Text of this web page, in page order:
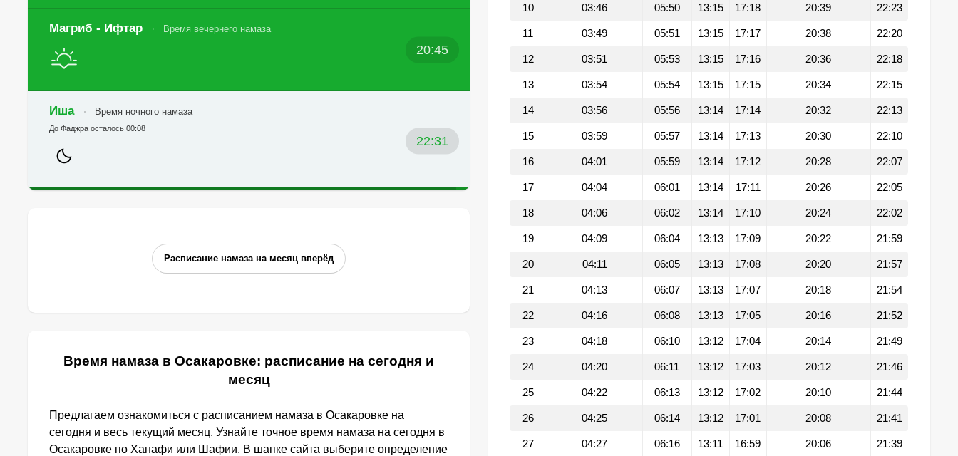
Магриб - Ифтар Время вечернего намаза
20:45
Иша Время ночного намаза
22:31
До Фаджра осталось 00:08
Расписание намаза на месяц вперёд
Время намаза в Осакаровке: расписание на сегодня и
месяц
Предлагаем ознакомиться с расписанием намаза в Осакаровке на
сегодня и весь текущий месяц. Узнайте точное время намаза на сегодня в
Осакаровке по Ханафи или Шафии. В шапке сайта выберите определение
10 03:46 05:50 13:15 17:18 20:39 22:23
11 03:49 05:51 13:15 17:17 20:38 22:20
12 03:51 05:53 13:15 17:16 20:36 22:18
13 03:54 05:54 13:15 17:15 20:34 22:15
14 03:56 05:56 13:14 17:14 20:32 22:13
15 03:59 05:57 13:14 17:13 20:30 22:10
16 04:01 05:59 13:14 17:12 20:28 22:07
17 04:04 06:01 13:14 17:11 20:26 22:05
18 04:06 06:02 13:14 17:10 20:24 22:02
19 04:09 06:04 13:13 17:09 20:22 21:59
20 04:11 06:05 13:13 17:08 20:20 21:57
21 04:13 06:07 13:13 17:07 20:18 21:54
22 04:16 06:08 13:13 17:05 20:16 21:52
23 04:18 06:10 13:12 17:04 20:14 21:49
24 04:20 06:11 13:12 17:03 20:12 21:46
25 04:22 06:13 13:12 17:02 20:10 21:44
26 04:25 06:14 13:12 17:01 20:08 21:41
27 04:27 06:16 13:11 16:59 20:06 21:39